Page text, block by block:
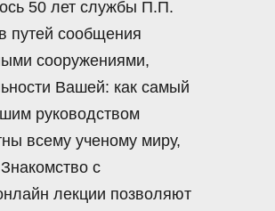
50 лет службы П.П.
путей сообщения
сооружениями,
Вашей: как самый
руководством
всему ученому миру,
с
лекции позволяют